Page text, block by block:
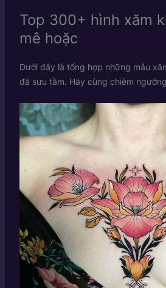
Top 300+ hình xăm
mê hoặc
Dưới đây là tổng hợp những mẫu
đã sưu tầm. Hãy cùng chiêm